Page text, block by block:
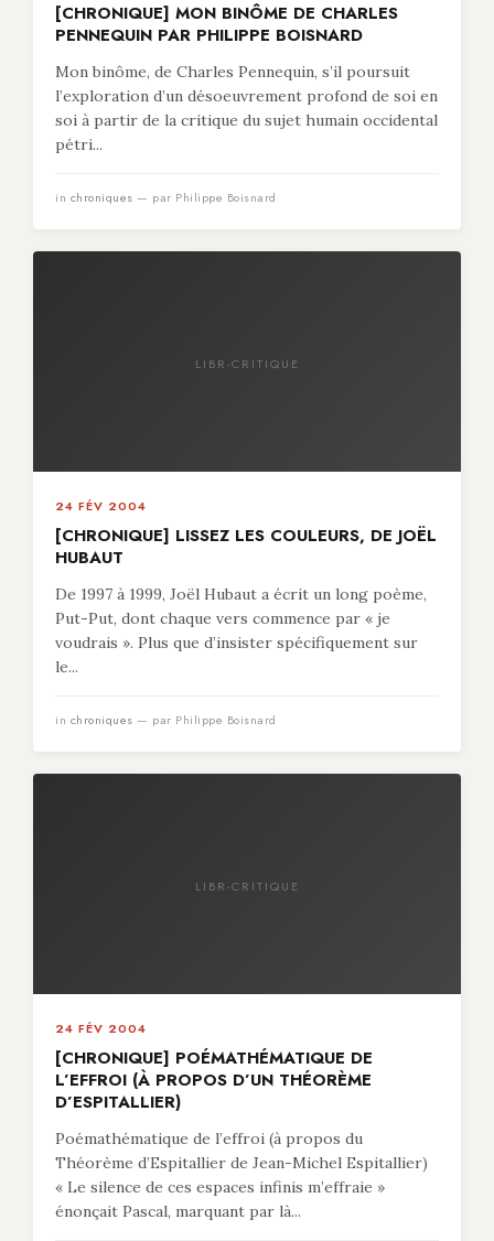
[CHRONIQUE] MON BINÔME DE CHARLES
PENNEQUIN PAR PHILIPPE BOISNARD
Mon binôme, de Charles Pennequin, s’il poursuit
l’exploration d’un désoeuvrement profond de soi en
soi à partir de la critique du sujet humain occidental
pétri...
in chroniques — par Philippe Boisnard
LIBR-CRITIQUE
24 FÉV 2004
[CHRONIQUE] LISSEZ LES COULEURS, DE JOËL
HUBAUT
De 1997 à 1999, Joël Hubaut a écrit un long poème,
Put-Put, dont chaque vers commence par « je
voudrais ». Plus que d’insister spécifiquement sur
le...
in chroniques — par Philippe Boisnard
LIBR-CRITIQUE
24 FÉV 2004
[CHRONIQUE] POÉMATHÉMATIQUE DE
L’EFFROI (À PROPOS D’UN THÉORÈME
D’ESPITALLIER)
Poémathématique de l’effroi (à propos du
Théorème d’Espitallier de Jean-Michel Espitallier)
« Le silence de ces espaces infinis m’effraie »
énonçait Pascal, marquant par là...